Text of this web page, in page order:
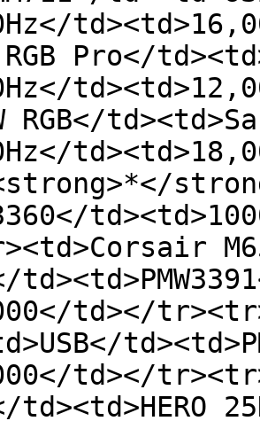
Pro</
RGB</
td></
td></
td><td>HERO